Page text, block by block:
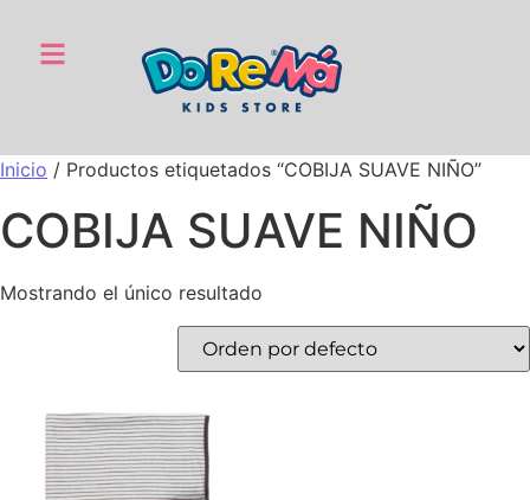
Inicio / Productos etiquetados “COBIJA SUAVE NIÑO”
COBIJA SUAVE NIÑO
Mostrando el único resultado